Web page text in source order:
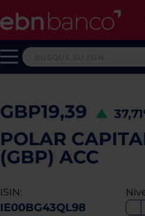
GBP19,39
POLAR
(GBP) ACC
ISIN:
IE00BG43QL98